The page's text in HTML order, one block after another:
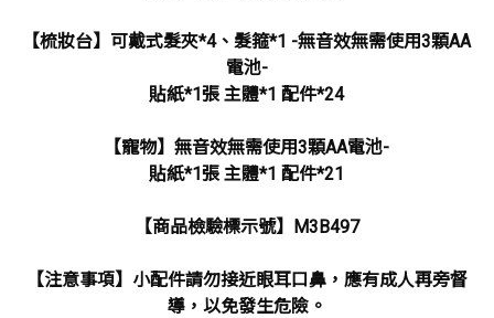
【梳妝台】可戴式髮夾*4、髮箍*1 -無音效無需使用3顆AA
電池-
貼紙*1張 主體*1 配件*24
【寵物】無音效無需使用3顆AA電池-
貼紙*1張 主體*1 配件*21
【商品檢驗標示號】M3B497
【注意事項】小配件請勿接近眼耳口鼻，應有成人再旁督
導，以免發生危險。